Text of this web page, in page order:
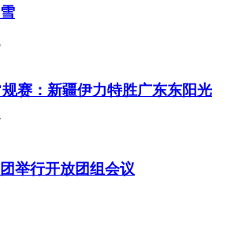
赛：新疆伊力特胜广东东阳光
举行开放团组会议